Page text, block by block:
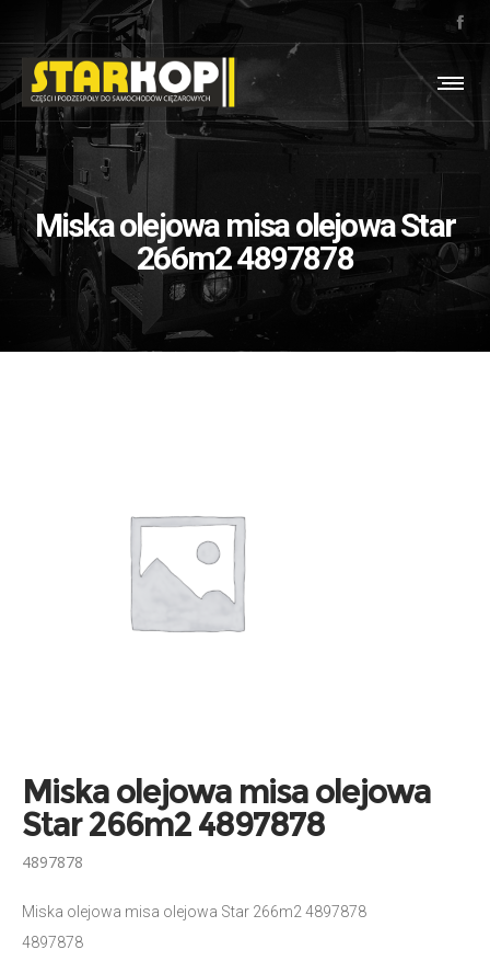
Miska olejowa misa olejowa Star
266m2 4897878
Miska olejowa misa olejowa
Star 266m2 4897878
4897878
Miska olejowa misa olejowa Star 266m2 4897878
4897878